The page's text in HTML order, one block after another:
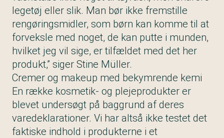
legetøj eller slik. Man bør ikke fremstille
rengøringsmidler, som børn kan komme til at
forveksle med noget, de kan putte i munden,
hvilket jeg vil sige, er tilfældet med det her
produkt,” siger Stine Müller.
Cremer og makeup med bekymrende kemi
En række kosmetik- og plejeprodukter er
blevet undersøgt på baggrund af deres
varedeklarationer. Vi har altså ikke testet det
faktiske indhold i produkterne i et